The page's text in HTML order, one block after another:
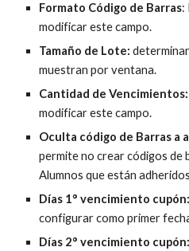
Formato Código de Barras:
modificar este campo.
Tamaño de Lote:
muestran por ventana.
Cantidad de Vencimientos:
modificar este campo.
Oculta código de Barras a
permite no crear códigos de
Alumnos que están
Días 1° vencimiento cupón:
configurar como primer
Días 2° vencimiento cupón: